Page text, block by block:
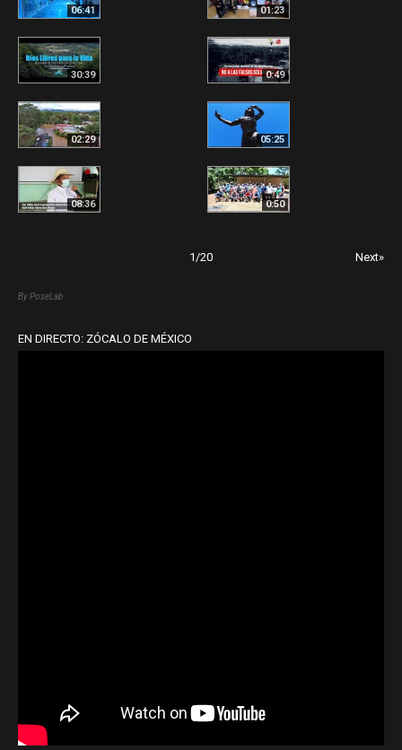
06:41 01:23
30:39 0:49
02:29 05:25
08:36 0:50
1/20 Next»
By PoseLab
EN DIRECTO: ZÓCALO DE MÉXICO